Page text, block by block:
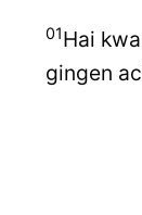
01Hai
gingen